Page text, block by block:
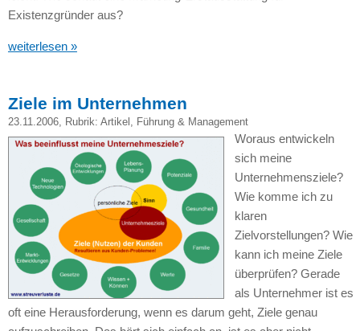
Existenzgründer aus?
weiterlesen »
Ziele im Unternehmen
23.11.2006, Rubrik: Artikel Führung & Management
Woraus entwickeln
sich meine
Unternehmensziele?
Wie komme ich zu
klaren
Zielvorstellungen? Wie
kann ich meine Ziele
überprüfen? Gerade
als Unternehmer ist es
oft eine Herausforderung, wenn es darum geht, Ziele genau